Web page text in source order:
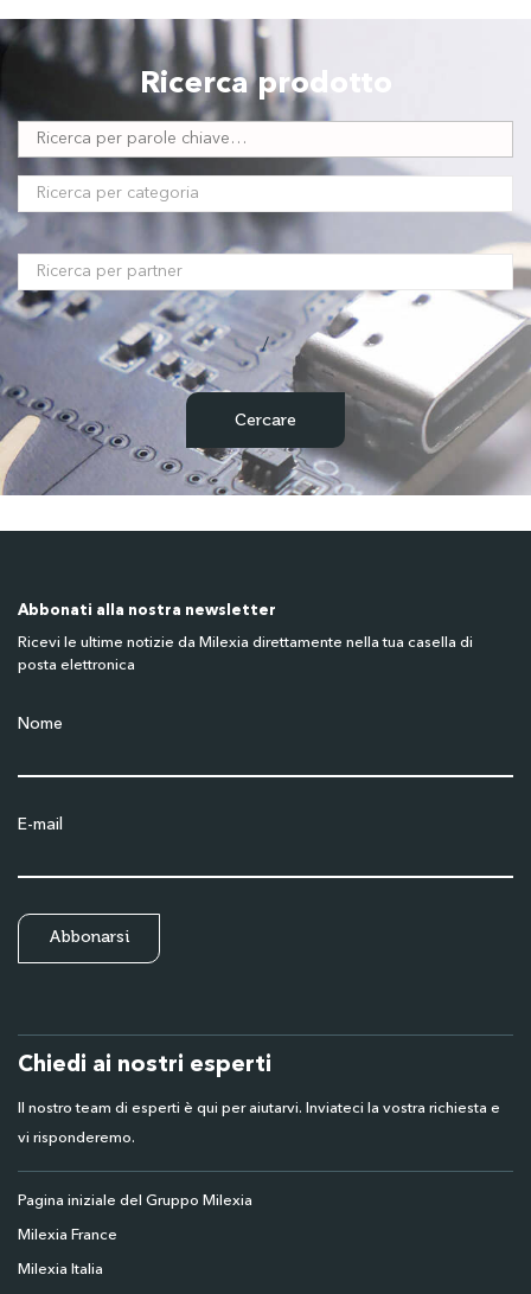
Ricerca prodotto
/
Abbonati alla nostra newsletter
Ricevi le ultime notizie da Milexia direttamente nella tua casella di
posta elettronica
Nome
E-mail
Chiedi ai nostri esperti
Il nostro team di esperti è qui per aiutarvi. Inviateci la vostra richiesta e
vi risponderemo.
Pagina iniziale del Gruppo Milexia
Milexia France
Milexia Italia